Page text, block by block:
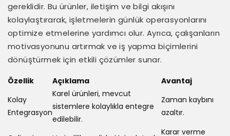
gereklidir. Bu ürünler, iletişim ve bilgi akışını
kolaylaştırarak, işletmelerin günlük operasyonlarını
optimize etmelerine yardımcı olur. Ayrıca, çalışanların
motivasyonunu artırmak ve iş yapma biçimlerini
dönüştürmek için etkili çözümler sunar.
Özellik Açıklama
Avantaj
Kolay
Entegrasyon
Karel ürünleri, mevcut
sistemlere kolaylıkla entegre
edilebilir.
Zaman kaybını
azaltır.
Karar verme